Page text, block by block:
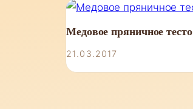
Медовое пряничное тесто
21.03.2017